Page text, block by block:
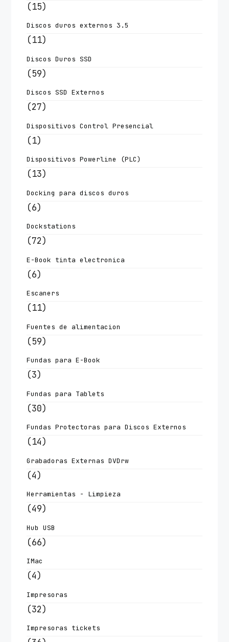
(15)
Discos duros externos 3.5
(11)
Discos Duros SSD
(59)
Discos SSD Externos
(27)
Dispositivos Control Presencial
(1)
Dispositivos Powerline (PLC)
(13)
Docking para discos duros
(6)
Dockstations
(72)
E-Book tinta electronica
(6)
Escaners
(11)
Fuentes de alimentacion
(59)
Fundas para E-Book
(3)
Fundas para Tablets
(30)
Fundas Protectoras para Discos Externos
(14)
Grabadoras Externas DVDrw
(4)
Herramientas - Limpieza
(49)
Hub USB
(66)
IMac
(4)
Impresoras
(32)
Impresoras tickets